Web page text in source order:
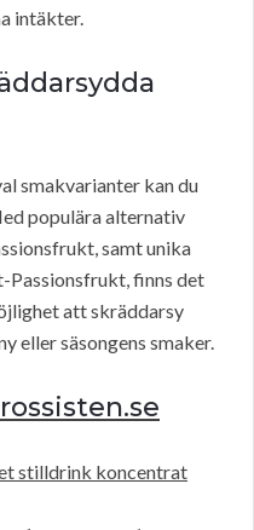
intäkter.
smakvarianter kan du
populära alternativ
samt unika
finns det
att skräddarsy
eller säsongens smaker.
stilldrink koncentrat